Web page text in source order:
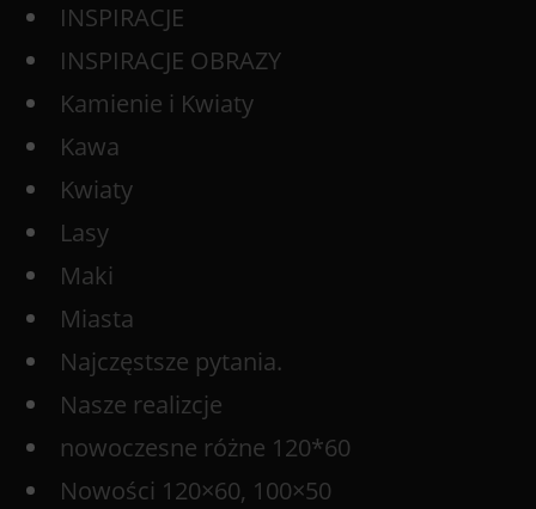
INSPIRACJE
INSPIRACJE OBRAZY
Kamienie i Kwiaty
Kawa
Kwiaty
Lasy
Maki
Miasta
Najczęstsze pytania.
Nasze realizcje
nowoczesne różne 120*60
Nowości 120×60, 100×50